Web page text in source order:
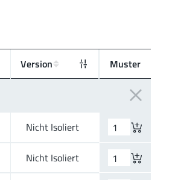
Version Muster
Nicht Isoliert
Nicht Isoliert